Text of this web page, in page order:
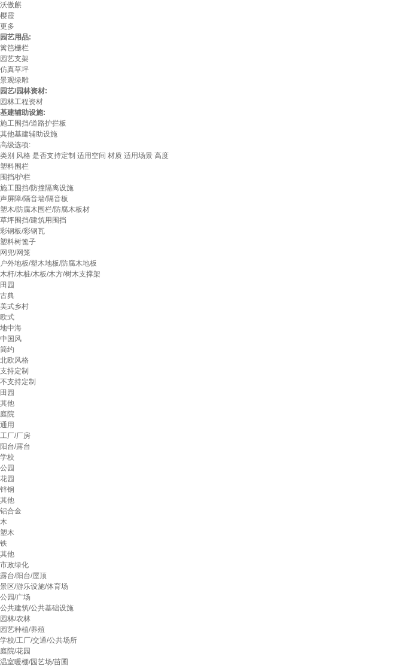
沃傲麒
樱霞
更多
园艺用品:
篱笆栅栏
园艺支架
仿真草坪
景观绿雕
园艺/园林资材:
园林工程资材
基建辅助设施:
施工围挡/道路护拦板
其他基建辅助设施
高级选项:
类别 风格 是否支持定制 适用空间 材质 适用场景 高度
塑料围栏
围挡/护栏
施工围挡/防撞隔离设施
声屏障/隔音墙/隔音板
塑木/防腐木围栏/防腐木板材
草坪围挡/建筑用围挡
彩钢板/彩钢瓦
塑料树篦子
网兜/网笼
户外地板/塑木地板/防腐木地板
木杆/木桩/木板/木方/树木支撑架
田园
古典
美式乡村
欧式
地中海
中国风
简约
北欧风格
支持定制
不支持定制
田园
其他
庭院
通用
工厂/厂房
阳台/露台
学校
公园
花园
锌钢
其他
铝合金
木
塑木
铁
其他
市政绿化
露台/阳台/屋顶
景区/游乐设施/体育场
公园/广场
公共建筑/公共基础设施
园林/农林
园艺种植/养殖
学校/工厂/交通/公共场所
庭院/花园
温室暖棚/园艺场/苗圃